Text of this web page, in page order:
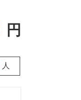
円
人